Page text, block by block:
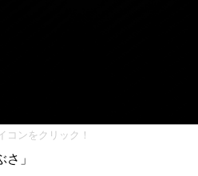
ンをクリック！
さ」